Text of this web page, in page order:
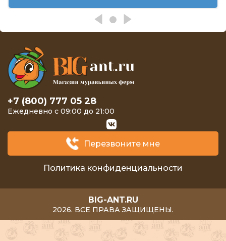
+7 (800) 777 05 28
Ежедневно с 09:00 до 21:00
Перезвоните мне
Политика конфиденциальности
BIG-ANT.RU
2026. ВСЕ ПРАВА ЗАЩИЩЕНЫ.